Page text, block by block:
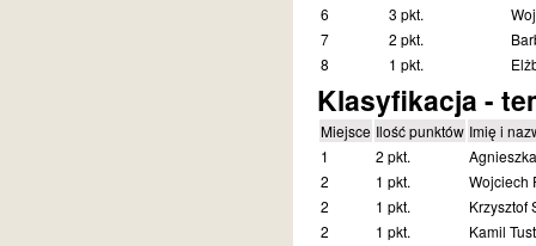
6
3 pkt.
7
2 pkt.
8
1 pkt.
Klasyfikacja -
Miejsce Ilość punktów Imię i
1
2 pkt.
2
1 pkt.
Wojciech
2
1 pkt.
Krzysztof
2
1 pkt. Kamil Tust